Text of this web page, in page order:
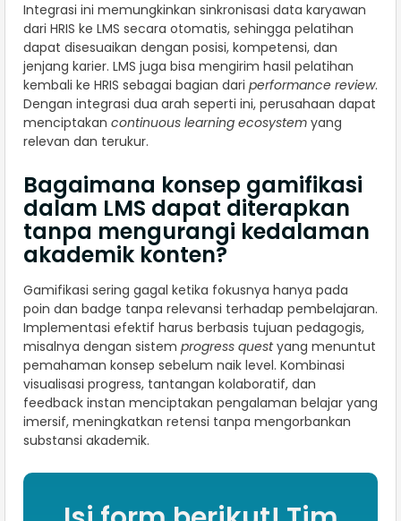
Integrasi ini memungkinkan sinkronisasi data karyawan
dari HRIS ke LMS secara otomatis, sehingga pelatihan
dapat disesuaikan dengan posisi, kompetensi, dan
jenjang karier. LMS juga bisa mengirim hasil pelatihan
kembali ke HRIS sebagai bagian dari performance review.
Dengan integrasi dua arah seperti ini, perusahaan dapat
menciptakan continuous learning ecosystem yang
relevan dan terukur.
Bagaimana konsep gamifikasi
dalam LMS dapat diterapkan
tanpa mengurangi kedalaman
akademik konten?
Gamifikasi sering gagal ketika fokusnya hanya pada
poin dan badge tanpa relevansi terhadap pembelajaran.
Implementasi efektif harus berbasis tujuan pedagogis,
misalnya dengan sistem progress questyang menuntut
pemahaman konsep sebelum naik level. Kombinasi
visualisasi progress, tantangan kolaboratif, dan
feedback instan menciptakan pengalaman belajar yang
imersif, meningkatkan retensi tanpa mengorbankan
substansi akademik.